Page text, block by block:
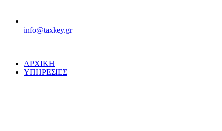
info@taxkey.gr
ΑΡΧΙΚΗ
ΥΠΗΡΕΣΙΕΣ